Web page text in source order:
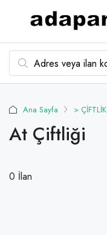
Ana Sayfa > ÇİFTLİK
At Çiftliği
0 İlan